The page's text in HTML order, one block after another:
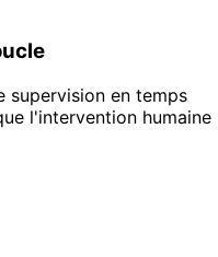
supervision en temps
l'intervention humaine